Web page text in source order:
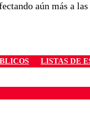
aún más a las
LISTAS DE